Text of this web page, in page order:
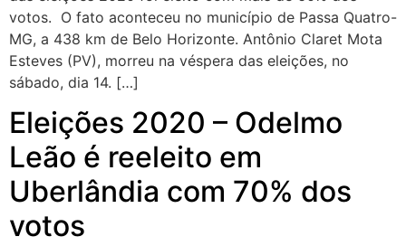
votos. O fato aconteceu no município de Passa Quatro-
MG, a 438 km de Belo Horizonte. Antônio Claret Mota
Esteves (PV), morreu na véspera das eleições, no
sábado, dia 14. […]
Eleições 2020 – Odelmo
Leão é reeleito em
Uberlândia com 70% dos
votos